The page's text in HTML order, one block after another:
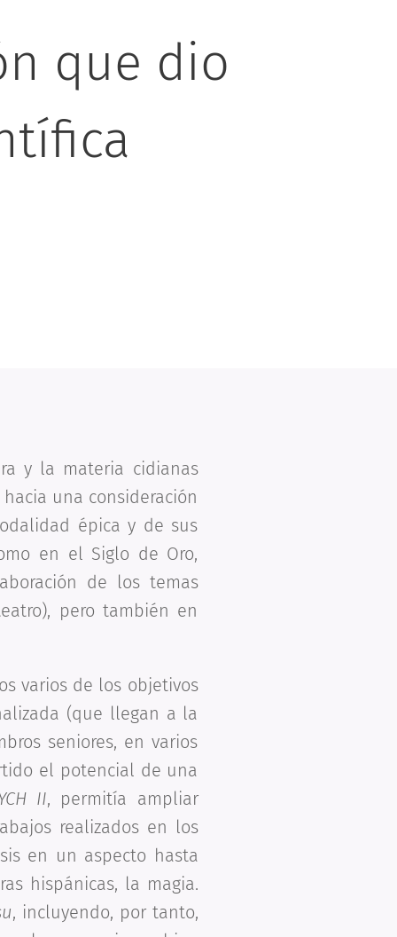
que dio
y la materia cidianas
una consideración
épica y de sus
en el Siglo de Oro,
de los temas
pero también en
varios de los objetivos
(que llegan a la
seniores, en varios
el potencial de una
II, permitía ampliar
realizados en los
en un aspecto hasta
hispánicas, la magia.
, incluyendo, por tanto,